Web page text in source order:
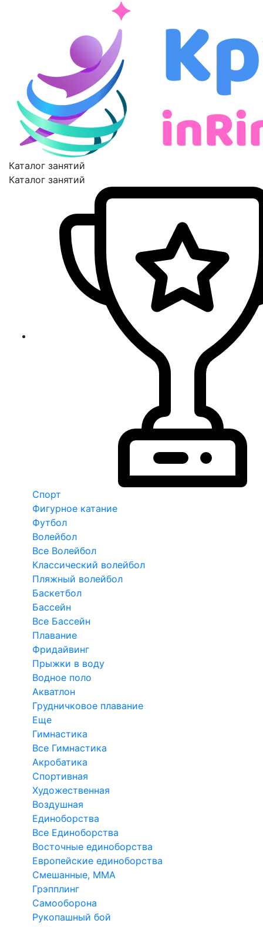
Каталог занятий
Каталог занятий
Спорт
Фигурное катание
Футбол
Волейбол
Все Волейбол
Классический волейбол
Пляжный волейбол
Баскетбол
Бассейн
Все Бассейн
Плавание
Фридайвинг
Прыжки в воду
Водное поло
Акватлон
Грудничковое плавание
Еще
Гимнастика
Все Гимнастика
Акробатика
Спортивная
Художественная
Воздушная
Единоборства
Все Единоборства
Восточные единоборства
Европейские единоборства
Смешанные, ММА
Грэпплинг
Самооборона
Рукопашный бой